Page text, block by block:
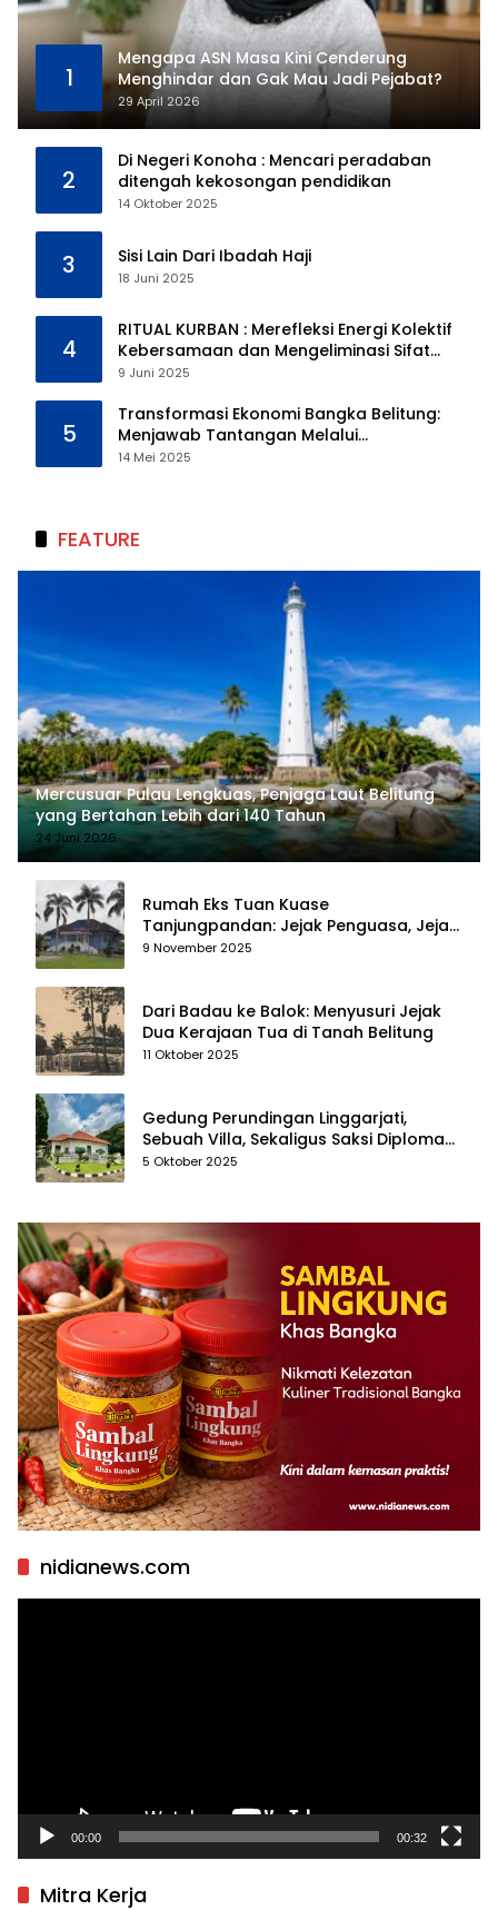
1
Mengapa ASN Masa Kini Cenderung
Menghindar dan Gak Mau Jadi Pejabat?
29 April 2026
2
Di Negeri Konoha : Mencari peradaban
ditengah kekosongan pendidikan
14 Oktober 2025
3 Sisi Lain Dari Ibadah Haji
18 Juni 2025
4
RITUAL KURBAN : Merefleksi Energi Kolektif
Kebersamaan dan Mengeliminasi Sifat
Kebinatangan Manusia
9 Juni 2025
5
Transformasi Ekonomi Bangka Belitung:
Menjawab Tantangan Melalui
Pengelolaan Sumber Daya Alam yang
14 Mei 2025
FEATURE
Mercusuar Pulau Lengkuas, Penjaga Laut Belitung
yang Bertahan Lebih dari 140 Tahun
24 Juni 2026
Rumah Eks Tuan Kuase
Tanjungpandan: Jejak Penguasa, Jejak
Kenangan
9 November 2025
Dari Badau ke Balok: Menyusuri Jejak
Dua Kerajaan Tua di Tanah Belitung
11 Oktober 2025
Gedung Perundingan Linggarjati,
Sebuah Villa, Sekaligus Saksi Diplomasi
yang Mengubah Arah Bangsa
5 Oktober 2025
nidianews.com
00:00 00:32
Mitra Kerja